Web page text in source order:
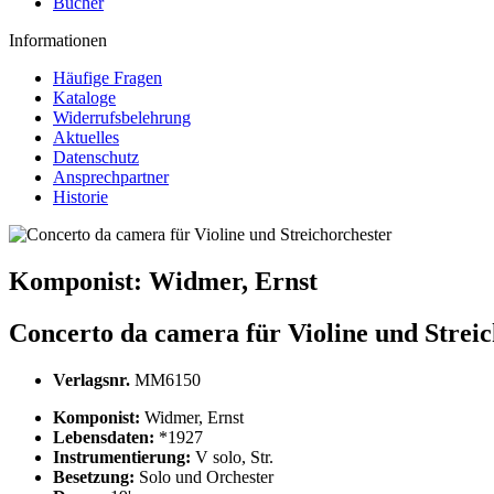
Informationen
Häufige Fragen
Kataloge
Widerrufsbelehrung
Aktuelles
Datenschutz
Ansprechpartner
Historie
Komponist: Widmer, Ernst
Concerto da camera für Violine und
Verlagsnr. MM6150
Komponist: Widmer, Ernst
Lebensdaten: *1927
Instrumentierung: V solo, Str.
Besetzung: Solo und Orchester